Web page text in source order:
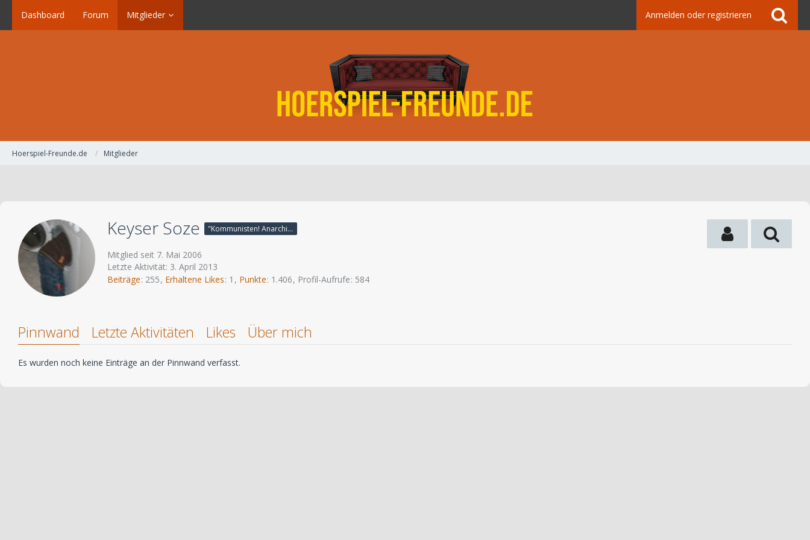
Dashboard Forum Mitglieder Anmelden oder registrieren
Hoerspiel-Freunde.de Mitglieder
Keyser Soze "Kommunisten! Anarchisten!! Pack!!!"
Mitglied seit 7. Mai 2006
Letzte Aktivität: 3. April 2013
Beiträge 255 Erhaltene Likes 1 Punkte 1.406 Profil-Aufrufe 584
Pinnwand Letzte Aktivitäten Likes Über mich
Es wurden noch keine Einträge an der Pinnwand verfasst.